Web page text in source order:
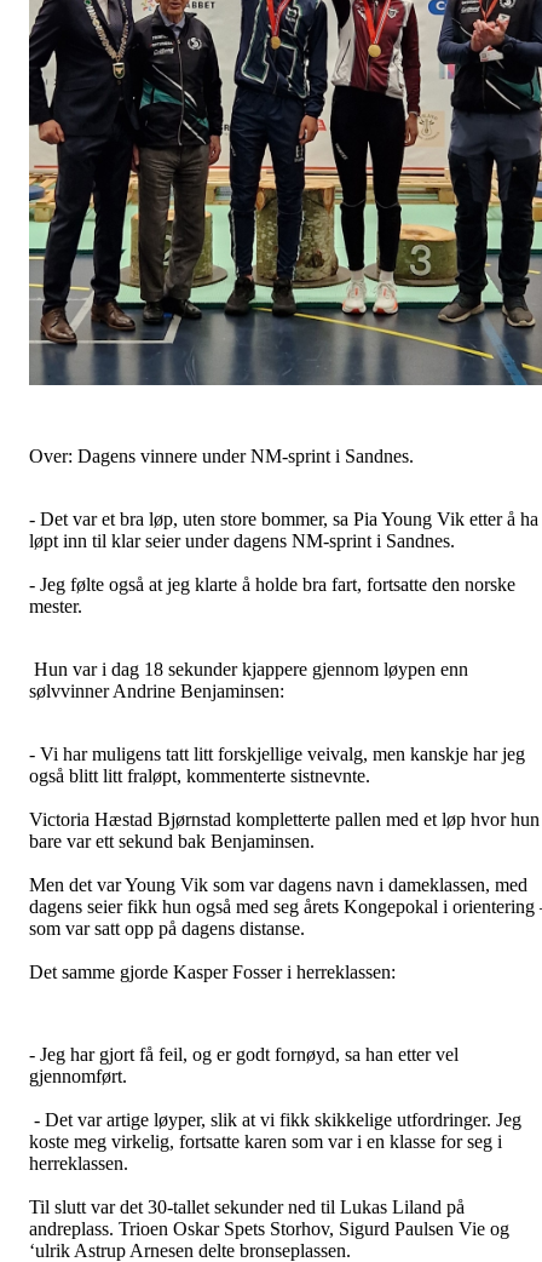
Over: Dagens vinnere under NM-sprint i Sandnes.
- Det var et bra løp, uten store bommer, sa Pia Young Vik etter å ha
løpt inn til klar seier under dagens NM-sprint i Sandnes.
- Jeg følte også at jeg klarte å holde bra fart, fortsatte den norske
mester.
Hun var i dag 18 sekunder kjappere gjennom løypen enn
sølvvinner Andrine Benjaminsen:
- Vi har muligens tatt litt forskjellige veivalg, men kanskje har jeg
også blitt litt fraløpt, kommenterte sistnevnte.
Victoria Hæstad Bjørnstad kompletterte pallen med et løp hvor hun
bare var ett sekund bak Benjaminsen.
Men det var Young Vik som var dagens navn i dameklassen, med
dagens seier fikk hun også med seg årets Kongepokal i orientering
som var satt opp på dagens distanse.
Det samme gjorde Kasper Fosser i herreklassen:
- Jeg har gjort få feil, og er godt fornøyd, sa han etter vel
gjennomført.
- Det var artige løyper, slik at vi fikk skikkelige utfordringer. Jeg
koste meg virkelig, fortsatte karen som var i en klasse for seg i
herreklassen.
Til slutt var det 30-tallet sekunder ned til Lukas Liland på
andreplass. Trioen Oskar Spets Storhov, Sigurd Paulsen Vie og
‘ulrik Astrup Arnesen delte bronseplassen.